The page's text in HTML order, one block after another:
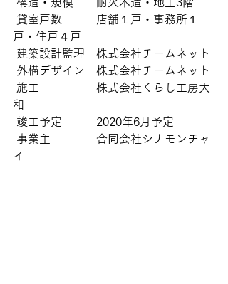
戸・住戸４戸
建築設計監理　株式会社チームネット
外構デザイン　株式会社チームネット
和
竣工予定　　　2020年6月予定
イ